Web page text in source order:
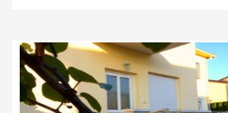
grad Motovuna poznat je po filmskom
festivalu, Livade, područje bijelog tartufa,
Hum najmanji grad na svijetu, PN Plitvice,
morska područja PN Brijuni, izlet po brod
Riblji piknik, izlet u Veneciju, Pulu, Rovinj,